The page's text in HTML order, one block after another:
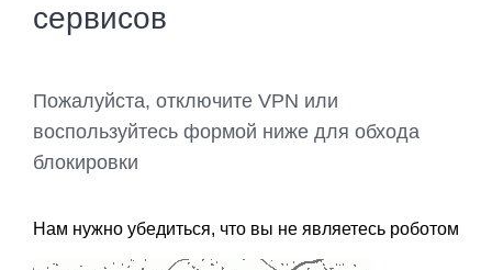
сервисов
Пожалуйста, отключите VPN или
воспользуйтесь формой ниже для обхода
блокировки
Нам нужно убедиться, что вы не являетесь роботом